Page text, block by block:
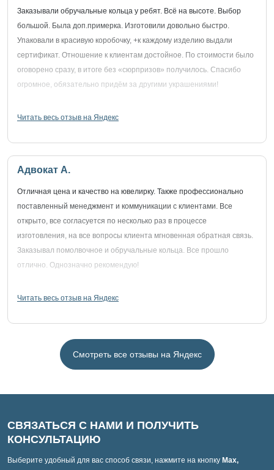
Заказывали обручальные кольца у ребят. Всё на высоте. Выбор
большой. Была доп.примерка. Изготовили довольно быстро.
Упаковали в красивую коробочку, +к каждому изделию выдали
сертификат. Отношение к клиентам достойное. По стоимости было
оговорено сразу, в итоге без «сюрпризов» получилось. Спасибо
огромное, обязательно придём за другими украшениями!
Читать весь отзыв на Яндекс
Адвокат А.
Отличная цена и качество на ювелирку. Также профессионально
поставленный менеджмент и коммуникации с клиентами. Все
открыто, все согласуется по несколько раз в процессе
изготовления, на все вопросы клиента мгновенная обратная связь.
Заказывал помолвочное и обручальные кольца. Все прошло
отлично. Однозначно рекомендую!
Читать весь отзыв на Яндекс
Смотреть все отзывы на Яндекс
СВЯЗАТЬСЯ С НАМИ И ПОЛУЧИТЬ
КОНСУЛЬТАЦИЮ
Выберите удобный для вас способ связи, нажмите на кнопку Max,